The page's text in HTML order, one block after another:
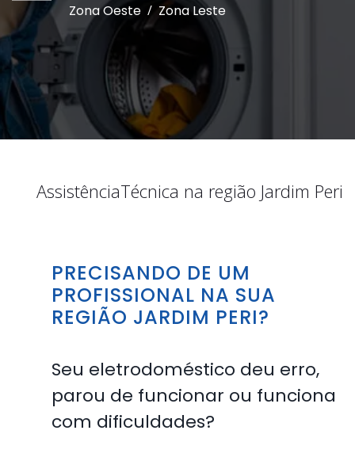
Zona Oeste / Zona Leste
AssistênciaTécnica na região Jardim Peri
PRECISANDO DE UM
PROFISSIONAL NA SUA
REGIÃO JARDIM PERI?
Seu eletrodoméstico deu erro,
parou de funcionar ou funciona
com dificuldades?